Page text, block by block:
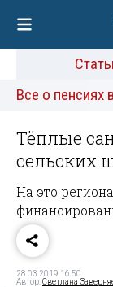
Все о пенсиях
Тёплые
сельских
На это
28.03.2019 16:50
Автор:Светлана